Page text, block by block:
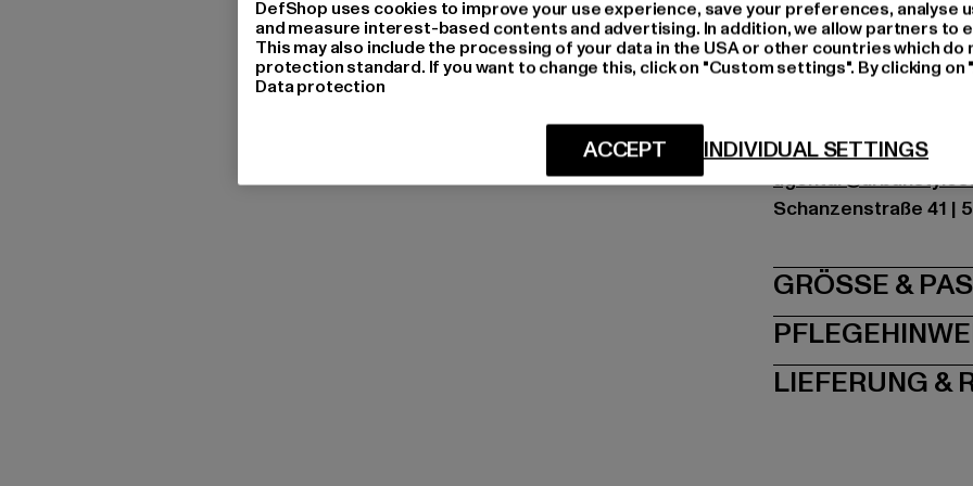
Farbe: blau
Hersteller Farbe:
Hersteller: Urban
Schanzenstraße 41 |
GRÖSSE
LIEFERUNG &
DefShop uses cookies to improve your use experience, save your preferences, analyse
and measure interest-based contents and advertising. In addition, we allow partners to
This may also include the processing of your data in the USA or other countries which do
protection standard. If you want to change this, click on "Custom settings". By clicking
Data protection
INDIVIDUAL SETTINGS
ACCEPT